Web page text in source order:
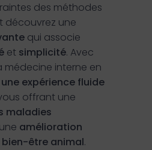
des méthodes
découvrez une
qui associe
et simplicité. Avec
médecine interne en
une expérience fluide
offrant une
maladies
amélioration
être animal.